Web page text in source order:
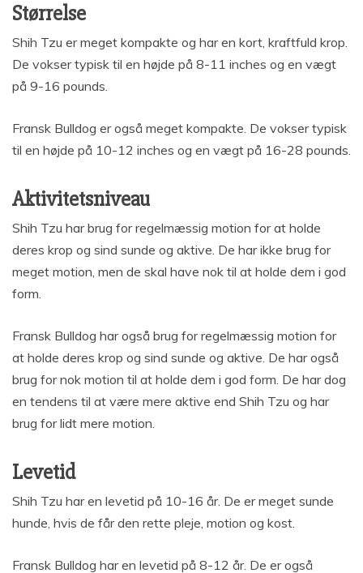
Størrelse
Shih Tzu er meget kompakte og har en kort, kraftfuld krop.
De vokser typisk til en højde på 8-11 inches og en vægt
på 9-16 pounds.
Fransk Bulldog er også meget kompakte. De vokser typisk
til en højde på 10-12 inches og en vægt på 16-28 pounds.
Aktivitetsniveau
Shih Tzu har brug for regelmæssig motion for at holde
deres krop og sind sunde og aktive. De har ikke brug for
meget motion, men de skal have nok til at holde dem i god
form.
Fransk Bulldog har også brug for regelmæssig motion for
at holde deres krop og sind sunde og aktive. De har også
brug for nok motion til at holde dem i god form. De har dog
en tendens til at være mere aktive end Shih Tzu og har
brug for lidt mere motion.
Levetid
Shih Tzu har en levetid på 10-16 år. De er meget sunde
hunde, hvis de får den rette pleje, motion og kost.
Fransk Bulldog har en levetid på 8-12 år. De er også